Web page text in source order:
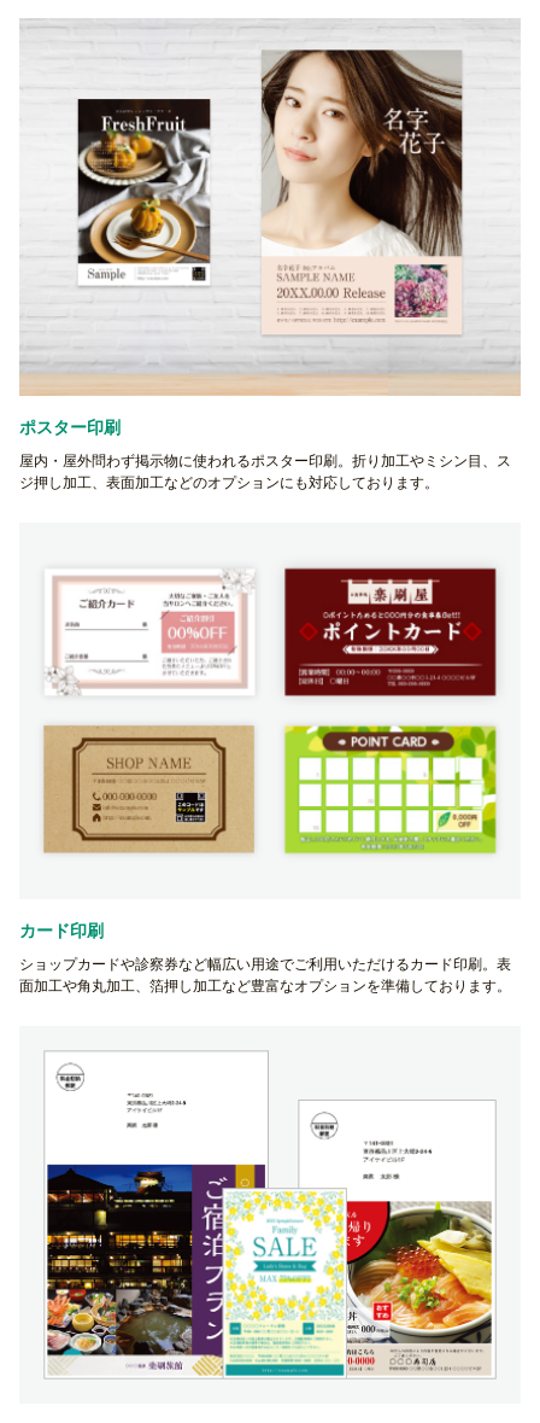
ポスター印刷
屋内・屋外問わず掲示物に使われるポスター印刷。折り加工やミシン目、ス
ジ押し加工、表面加工などのオプションにも対応しております。
カード印刷
ショップカードや診察券など幅広い用途でご利用いただけるカード印刷。表
面加工や角丸加工、箔押し加工など豊富なオプションを準備しております。